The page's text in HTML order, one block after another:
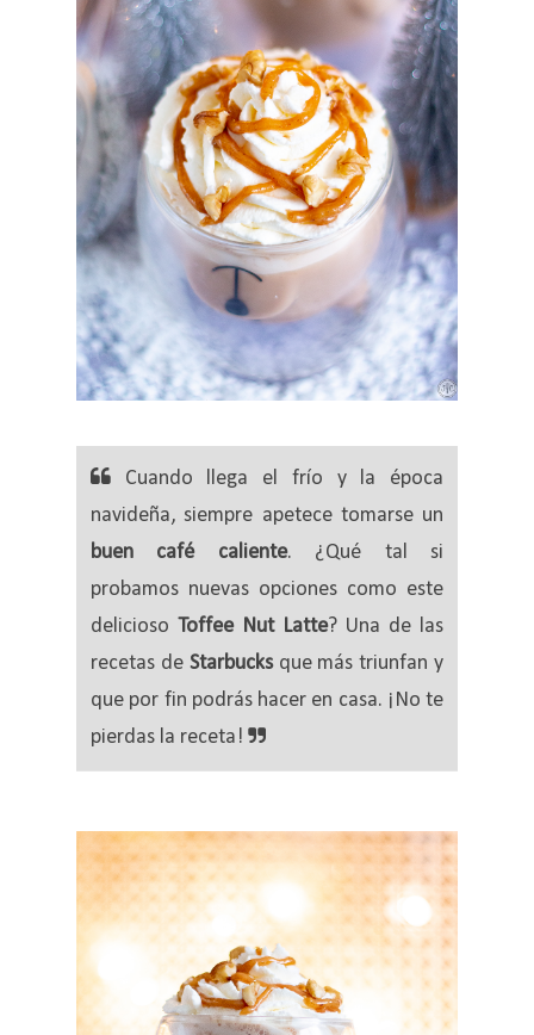
Cuando llega el frío y la época
navideña, siempre apetece tomarse un
buen café caliente. ¿Qué tal si
probamos nuevas opciones como este
delicioso Toffee Nut Latte? Una de las
recetas de Starbucksque más triunfan y
que por fin podrás hacer en casa. ¡No te
pierdas la receta!